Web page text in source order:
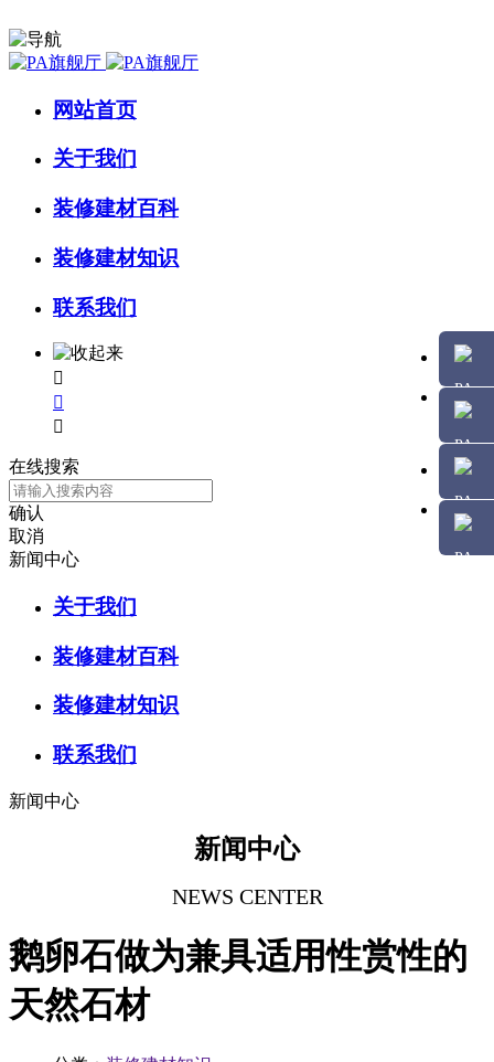
网站首页
关于我们
装修建材百科
装修建材知识
联系我们



在线搜索
确认
取消
新闻中心
关于我们
装修建材百科
装修建材知识
联系我们
新闻中心
新闻中心
NEWS CENTER
鹅卵石做为兼具适用性赏性的
天然石材